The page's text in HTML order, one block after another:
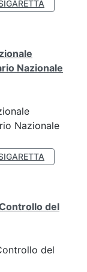
Nazionale
Nazionale
del
del